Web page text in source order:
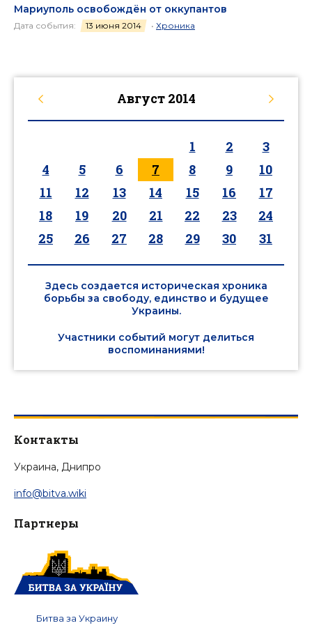
Мариуполь освобождён от оккупантов
Дата события: 13 июня 2014 • Хроника
Август 2014
1 2
3
4
5 6 7 8 9
10
11
12 13 14 15 16
17
18
19 20 21 22 23
24
25
26 27 28 29 30 31
Здесь создается историческая хроника
борьбы за свободу, единство и будущее
Украины.
Участники событий могут делиться
воспоминаниями!
Контакты
Украина, Днипро
info@bitva.wiki
Партнеры
Битва за Украину